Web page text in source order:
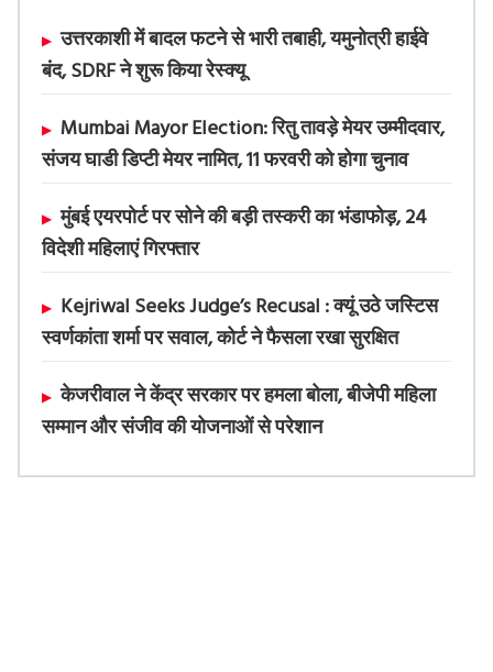
उत्तरकाशी में बादल फटने से भारी तबाही, यमुनोत्री हाईवे
बंद, SDRF ने शुरू किया रेस्क्यू
Mumbai Mayor Election: रितु तावड़े मेयर उम्मीदवार,
संजय घाडी डिप्टी मेयर नामित, 11 फरवरी को होगा चुनाव
मुंबई एयरपोर्ट पर सोने की बड़ी तस्करी का भंडाफोड़, 24
विदेशी महिलाएं गिरफ्तार
Kejriwal Seeks Judge’s Recusal : क्यूं उठे जस्टिस
स्वर्णकांता शर्मा पर सवाल, कोर्ट ने फैसला रखा सुरक्षित
केजरीवाल ने केंद्र सरकार पर हमला बोला, बीजेपी महिला
सम्मान और संजीव की योजनाओं से परेशान